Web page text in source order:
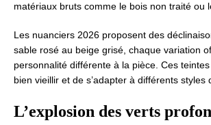
matériaux bruts comme le bois non traité ou
Les nuanciers 2026 proposent des
sable rosé au beige grisé, chaque variation
personnalité différente à la pièce. Ces
bien vieillir et de s’adapter à différents styles
L’explosion des verts